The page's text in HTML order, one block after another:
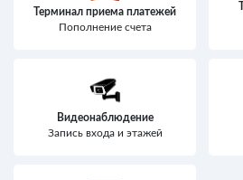
Терминал приема платежей
Пополнение счета
Видеонаблюдение
Запись входа и этажей